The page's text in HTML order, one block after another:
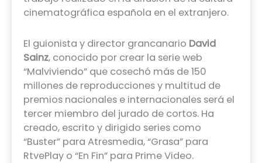
cinematográfica española en el extranjero.
El guionista y director grancanario David
Sainz, conocido por crear la serie web
“Malviviendo” que cosechó más de 150
millones de reproducciones y multitud de
premios nacionales e internacionales será el
tercer miembro del jurado de cortos. Ha
creado, escrito y dirigido series como
“Buster” para Atresmedia, “Grasa” para
RtvePlay o “En Fin” para Prime Video.